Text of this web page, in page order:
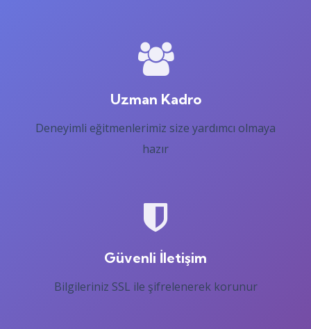
Uzman Kadro
Deneyimli eğitmenlerimiz size yardımcı olmaya
hazır
Güvenli İletişim
Bilgileriniz SSL ile şifrelenerek korunur